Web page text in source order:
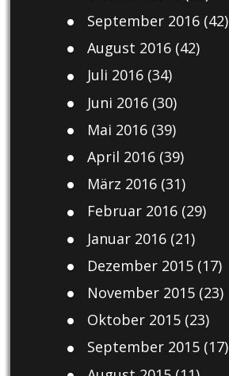
September 2016(42)
August 2016(42)
Juli 2016(34)
Juni 2016(30)
Mai 2016(39)
April 2016(39)
März 2016(31)
Februar 2016(29)
Januar 2016(21)
Dezember 2015(17)
November 2015(23)
Oktober 2015(23)
September 2015(17)